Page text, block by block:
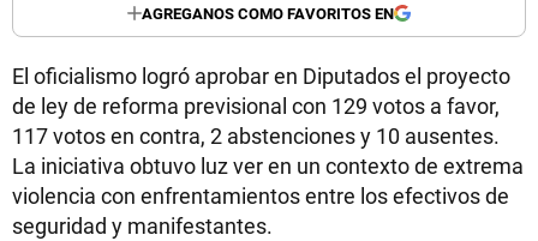
AGREGANOS COMO FAVORITOS EN
El oficialismo logró aprobar en Diputados el proyecto
de ley de reforma previsional con 129 votos a favor,
117 votos en contra, 2 abstenciones y 10 ausentes.
La iniciativa obtuvo luz ver en un contexto de extrema
violencia con enfrentamientos entre los efectivos de
seguridad y manifestantes.